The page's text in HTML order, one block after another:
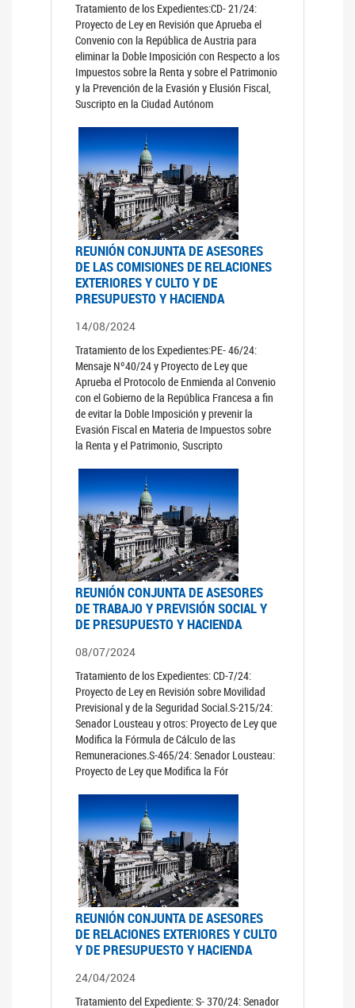
Tratamiento de los Expedientes:CD- 21/24:
Proyecto de Ley en Revisión que Aprueba el
Convenio con la República de Austria para
eliminar la Doble Imposición con Respecto a los
Impuestos sobre la Renta y sobre el Patrimonio
y la Prevención de la Evasión y Elusión Fiscal,
Suscripto en la Ciudad Autónom
REUNIÓN CONJUNTA DE ASESORES
DE LAS COMISIONES DE RELACIONES
EXTERIORES Y CULTO Y DE
PRESUPUESTO Y HACIENDA
14/08/2024
Tratamiento de los Expedientes:PE- 46/24:
Mensaje Nº40/24 y Proyecto de Ley que
Aprueba el Protocolo de Enmienda al Convenio
con el Gobierno de la República Francesa a fin
de evitar la Doble Imposición y prevenir la
Evasión Fiscal en Materia de Impuestos sobre
la Renta y el Patrimonio, Suscripto
REUNIÓN CONJUNTA DE ASESORES
DE TRABAJO Y PREVISIÓN SOCIAL Y
DE PRESUPUESTO Y HACIENDA
08/07/2024
Tratamiento de los Expedientes: CD-7/24:
Proyecto de Ley en Revisión sobre Movilidad
Previsional y de la Seguridad Social.S-215/24:
Senador Lousteau y otros: Proyecto de Ley que
Modifica la Fórmula de Cálculo de las
Remuneraciones.S-465/24: Senador Lousteau:
Proyecto de Ley que Modifica la Fór
REUNIÓN CONJUNTA DE ASESORES
DE RELACIONES EXTERIORES Y CULTO
Y DE PRESUPUESTO Y HACIENDA
24/04/2024
Tratamiento del Expediente: S- 370/24: Senador